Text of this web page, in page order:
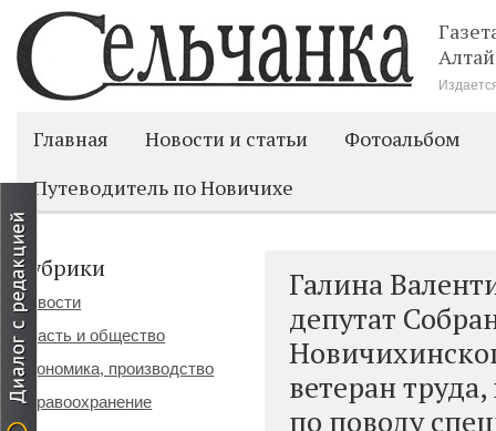
Главная Новости и статьи
Фотоальбом
Путеводитель по Новичихе
Галина
депутат
ветеран
по поводу
Рубрики
Новости
Власть и общество
Экономика, производство
Здравоохранение